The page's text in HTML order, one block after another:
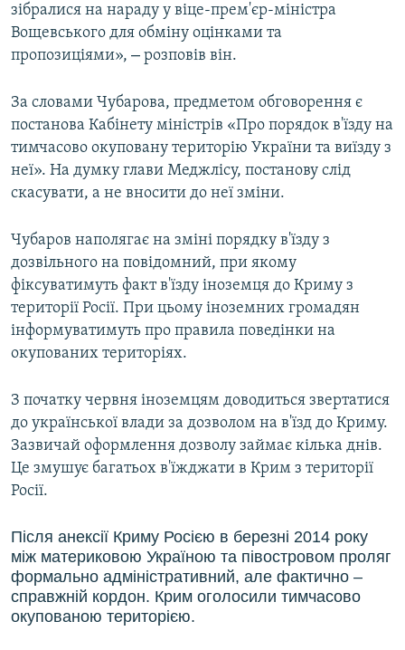
зібралися на нараду у віце-прем'єр-міністра
Вощевського для обміну оцінками та
пропозиціями», – розповів він.
За словами Чубарова, предметом обговорення є
постанова Кабінету міністрів «Про порядок в'їзду на
тимчасово окуповану територію України та виїзду з
неї». На думку глави Меджлісу, постанову слід
скасувати, а не вносити до неї зміни.
Чубаров наполягає на зміні порядку в'їзду з
дозвільного на повідомний, при якому
фіксуватимуть факт в'їзду іноземця до Криму з
території Росії. При цьому іноземних громадян
інформуватимуть про правила поведінки на
окупованих територіях.
З початку червня іноземцям доводиться звертатися
до української влади за дозволом на в'їзд до Криму.
Зазвичай оформлення дозволу займає кілька днів.
Це змушує багатьох в'їжджати в Крим з території
Росії.
Після анексії Криму Росією в березні 2014 року
між материковою Україною та півостровом проляг
формально адміністративний, але фактично –
справжній кордон. Крим оголосили тимчасово
окупованою територією.